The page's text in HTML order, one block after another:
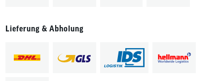
Lieferung & Abholung